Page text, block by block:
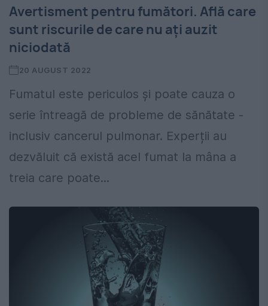
Avertisment pentru fumători. Află care
sunt riscurile de care nu ați auzit
niciodată
20 AUGUST 2022
Fumatul este periculos și poate cauza o
serie întreagă de probleme de sănătate -
inclusiv cancerul pulmonar. Experții au
dezvăluit că există acel fumat la mâna a
treia care poate...